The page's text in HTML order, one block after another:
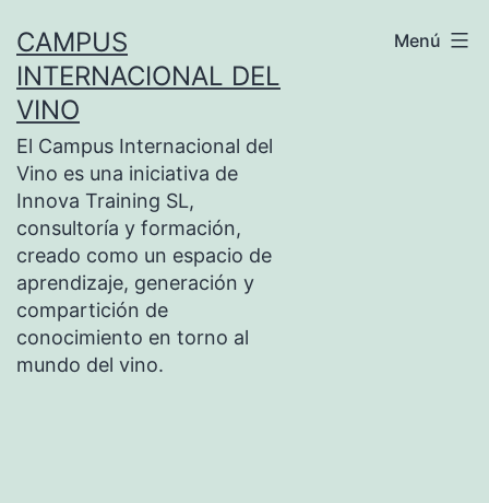
contenido
CAMPUS
INTERNACIONAL DEL
VINO
El Campus Internacional del
Vino es una iniciativa de
Innova Training SL,
consultoría y formación,
creado como un espacio de
aprendizaje, generación y
compartición de
conocimiento en torno al
mundo del vino.
Menú